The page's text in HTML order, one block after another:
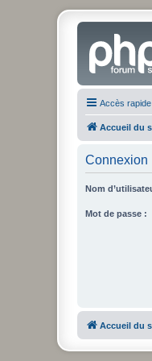
Accès rapide
Accueil du
Connexion
Nom
Mot de passe :
Accueil du